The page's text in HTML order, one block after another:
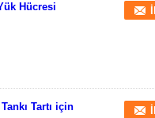
Hücresi
Tartı için